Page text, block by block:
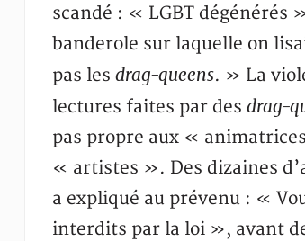
scandé : « LGBT
banderole sur laquelle on
pas les drag-queens. » La
lectures faites par des drag-
pas propre aux «
« artistes ». Des dizaines
a expliqué au prévenu : «
interdits par la loi », avant